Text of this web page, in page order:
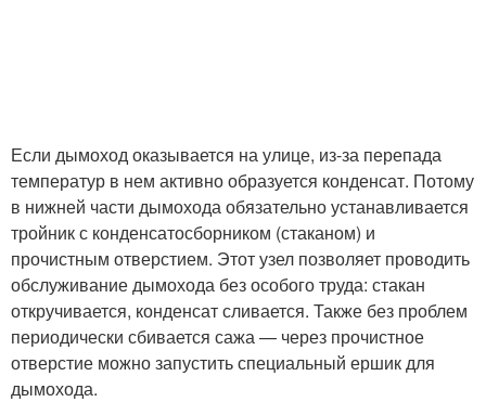
Если дымоход оказывается на улице, из-за перепада
температур в нем активно образуется конденсат. Потому
в нижней части дымохода обязательно устанавливается
тройник с конденсатосборником (стаканом) и
прочистным отверстием. Этот узел позволяет проводить
обслуживание дымохода без особого труда: стакан
откручивается, конденсат сливается. Также без проблем
периодически сбивается сажа — через прочистное
отверстие можно запустить специальный ершик для
дымохода.